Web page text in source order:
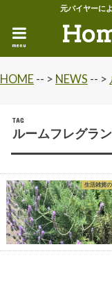
元バイヤーに
menu
HOME -- > NEWS -- >
TAG
ルームフレグラ
生活雑貨